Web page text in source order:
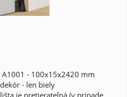
A1001 - 100x15x2420 mm
dekór - len biely
lišta je pretierateľná (v prípade